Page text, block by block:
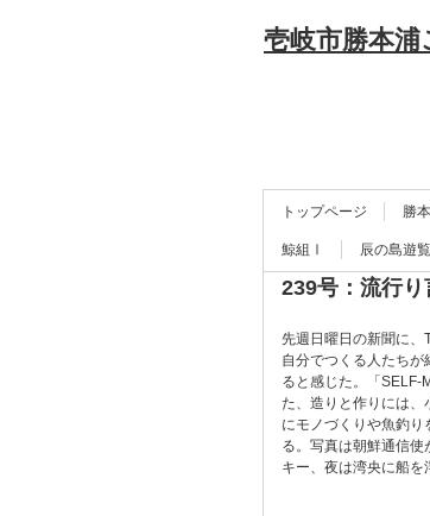
壱岐市勝本浦
トップページ 勝
鯨組Ⅰ 辰の島遊覧
239号：流行り
先週日曜日の新聞に
自分でつくる人たち
ると感じた。「SELF-
た、造りと作りには、
にモノづくりや魚釣
る。写真は朝鮮通信
キー、夜は湾央に船を